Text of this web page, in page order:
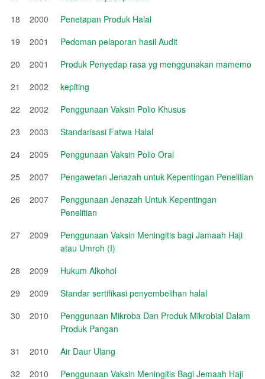
18
2000
Penetapan Produk Halal
19
2001
Pedoman pelaporan hasil Audit
20
2001
Produk Penyedap rasa yg menggunakan mamemo
21
2002
kepiting
22
2002
Penggunaan Vaksin Polio Khusus
23
2003
Standarisasi Fatwa Halal
24
2005
Penggunaan Vaksin Polio Oral
25
2007
Pengawetan Jenazah untuk Kepentingan Penelitian
26
2007
Penggunaan Jenazah Untuk Kepentingan
Penelitian
27
2009
Penggunaan Vaksin Meningitis bagi Jamaah Haji
atau Umroh (I)
28
2009
Hukum Alkohol
29
2009
Standar sertifikasi penyembelihan halal
30
2010
Penggunaan Mikroba Dan Produk Mikrobial Dalam
Produk Pangan
31
2010
Air Daur Ulang
32
2010
Penggunaan Vaksin Meningitis Bagi Jemaah Haji